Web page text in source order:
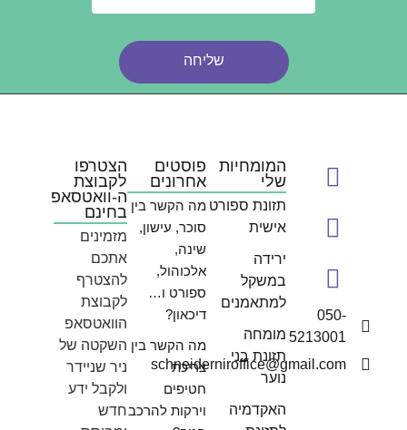
שליחה
050-
5213001
schneiderniroffice@gmail.com
המומחיות
שלי
תזונת ספורט
אישית
ירידה
במשקל
למתאמנים
מומחה
תזונת בני
נוער
האקדמיה
פוסטים
אחרונים
מה הקשר בין
סוכר, עישון,
שינה,
אלכוהול,
ספורט ו…
דיכאון?
מה הקשר בין
צריכת
חטיפים
וירקות להרכב
הצטרפו
לקבוצת
ה-וואטסאפ
בחינם
מזמינים
אתכם
להצטרף
לקבוצת
הוואטסאפ
השקטה של
ניר שניידר
ולקבל ידע
חדש